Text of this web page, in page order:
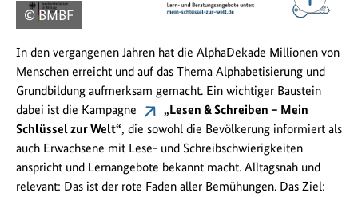
© BMBF
In den vergangenen Jahren hat die AlphaDekade Millionen von
Menschen erreicht und auf das Thema Alphabetisierung und
Grundbildung aufmerksam gemacht. Ein wichtiger Baustein
dabei ist die Kampagne
„Lesen & Schreiben – Mein
Schlüssel zur Welt“, die sowohl die Bevölkerung informiert als
auch Erwachsene mit Lese- und Schreibschwierigkeiten
anspricht und Lernangebote bekannt macht. Alltagsnah und
relevant: Das ist der rote Faden aller Bemühungen. Das Ziel: